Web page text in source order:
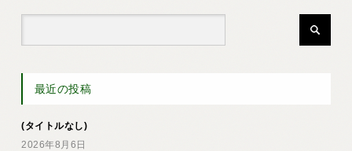
最近の投稿
(タイトルなし)
2026年8月6日